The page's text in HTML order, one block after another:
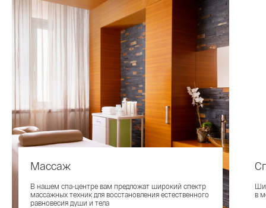
Массаж
В нашем спа-центре вам предложат широкий спектр
массажных техник для восстановления естественного
равновесия души и тела
в